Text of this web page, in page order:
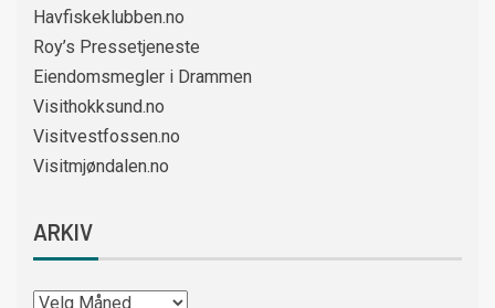
Havfiskeklubben.no
Roy’s Pressetjeneste
Eiendomsmegler i Drammen
Visithokksund.no
Visitvestfossen.no
Visitmjøndalen.no
ARKIV